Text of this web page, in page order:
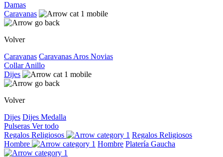
Damas
Caravanas
Volver
Caravanas Caravanas Aros Novias
CollarAnillo
Dijes
Volver
Dijes Dijes Medalla
Pulseras Ver todo
Regalos Religiosos
Regalos Religiosos
Hombre
Hombre Platería Gaucha